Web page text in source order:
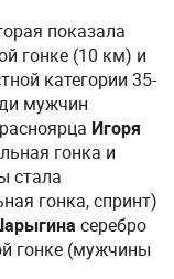
показала
гонке (10 км) и
категории 35-
мужчин
Игоря
гонка и
стала
гонка, спринт)
серебро
гонке (мужчины